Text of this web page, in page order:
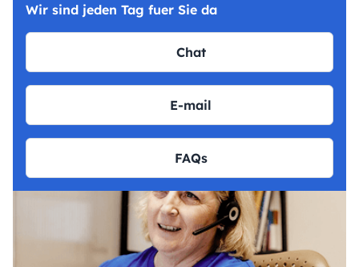
Wir sind jeden Tag fuer Sie da
Chat
E-mail
FAQs